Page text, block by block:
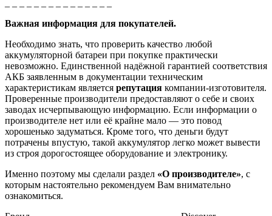
Важная информация для покупателей.
Необходимо знать, что проверить качество любой
аккумуляторной батареи при покупке практически
невозможно. Единственной надёжной гарантией соответствия
АКБ заявленным в документации техническим
характеристикам является репутация компании-изготовителя.
Проверенные производители предоставляют о себе и своих
заводах исчерпывающую информацию. Если информации о
производителе нет или её крайне мало — это повод
хорошенько задуматься. Кроме того, что деньги будут
потрачены впустую, такой аккумулятор легко может вывести
из строя дорогостоящее оборудование и электронику.
Именно поэтому мы сделали раздел «О производителе», с
которым настоятельно рекомендуем Вам внимательно
ознакомиться.